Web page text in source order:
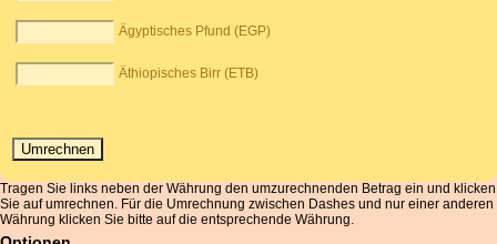
Ägyptisches Pfund (EGP)
Äthiopisches Birr (ETB)
Tragen Sie links neben der Währung den umzurechnenden Betrag ein und klicken
Sie auf umrechnen. Für die Umrechnung zwischen Dashes und nur einer anderen
Währung klicken Sie bitte auf die entsprechende Währung.